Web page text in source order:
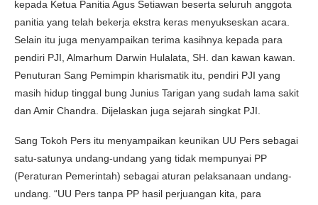
kepada Ketua Panitia Agus Setiawan beserta seluruh anggota
panitia yang telah bekerja ekstra keras menyukseskan acara.
Selain itu juga menyampaikan terima kasihnya kepada para
pendiri PJI, Almarhum Darwin Hulalata, SH. dan kawan kawan.
Penuturan Sang Pemimpin kharismatik itu, pendiri PJI yang
masih hidup tinggal bung Junius Tarigan yang sudah lama sakit
dan Amir Chandra. Dijelaskan juga sejarah singkat PJI.
Sang Tokoh Pers itu menyampaikan keunikan UU Pers sebagai
satu-satunya undang-undang yang tidak mempunyai PP
(Peraturan Pemerintah) sebagai aturan pelaksanaan undang-
undang. “UU Pers tanpa PP hasil perjuangan kita, para